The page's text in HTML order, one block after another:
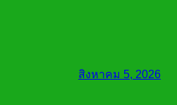
สิงหาคม 5, 2026